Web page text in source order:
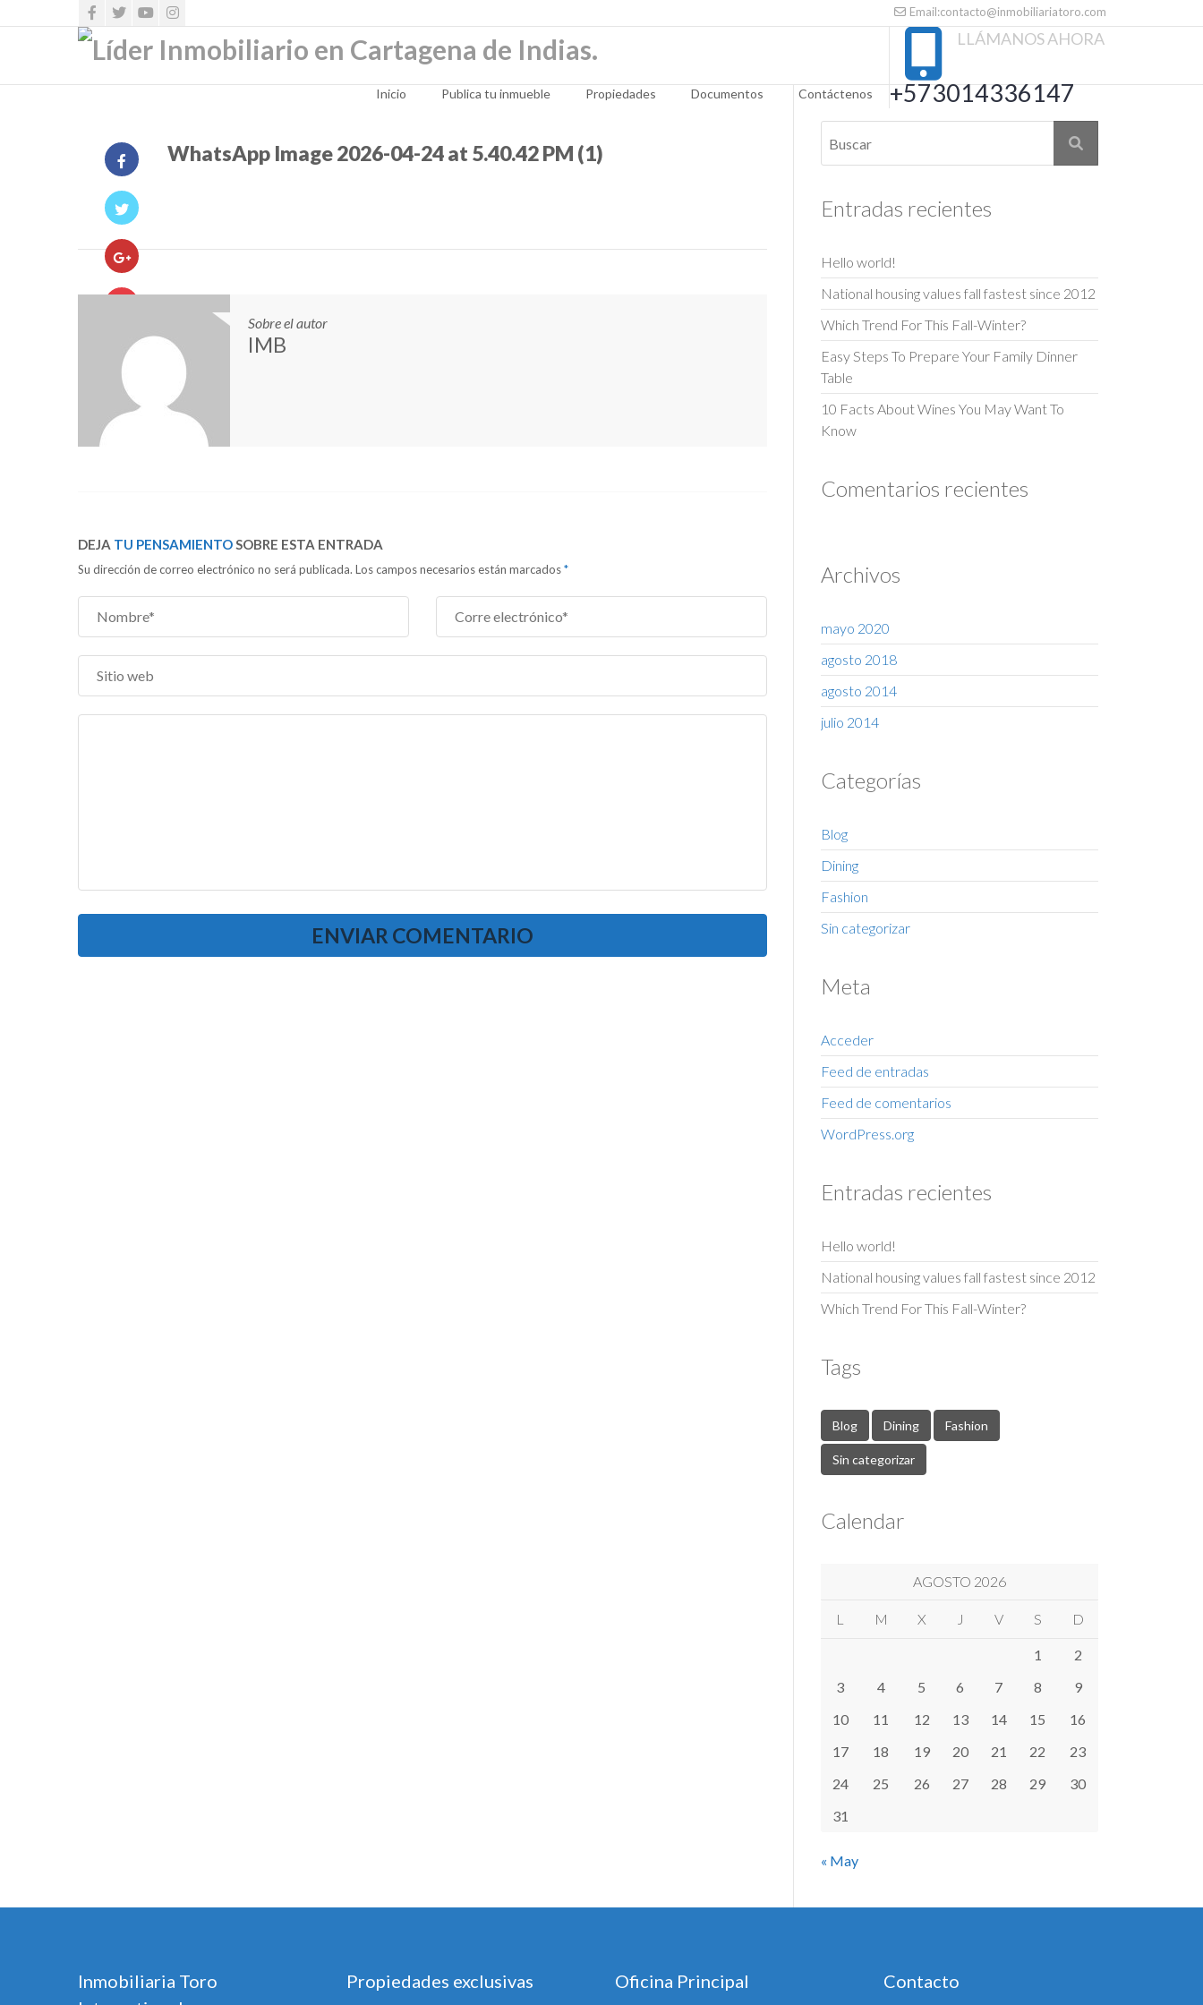
Email:contacto@inmobiliariatoro.com
LLÁMANOS AHORA
+573014336147
Inicio Publica tu inmueble Propiedades Documentos Contáctenos
WhatsApp Image 2026-04-24 at 5.40.42 PM (1)
Sobre el autor
IMB
DEJA TU PENSAMIENTOSOBRE ESTA ENTRADA
Su dirección de correo electrónico no será publicada. Los campos necesarios están marcados*
Entradas recientes
Hello world!
National housing values fall fastest since 2012
Which Trend For This Fall-Winter?
Easy Steps To Prepare Your Family Dinner
Table
10 Facts About Wines You May Want To
Know
Comentarios recientes
Archivos
mayo 2020
agosto 2018
agosto 2014
julio 2014
Categorías
Blog
Dining
Fashion
Sin categorizar
Meta
Acceder
Feed de entradas
Feed de comentarios
WordPress.org
Entradas recientes
Hello world!
National housing values fall fastest since 2012
Which Trend For This Fall-Winter?
Tags
Blog Dining Fashion
Sin categorizar
Calendar
AGOSTO 2026
L M X J V S D
1
2
3
4 5 6 7 8
9
10
11 12 13 14 15
16
17
18 19 20 21 22
23
24
25 26 27 28 29
30
31
« May
Inmobiliaria Toro
Propiedades exclusivas Oficina Principal Contacto